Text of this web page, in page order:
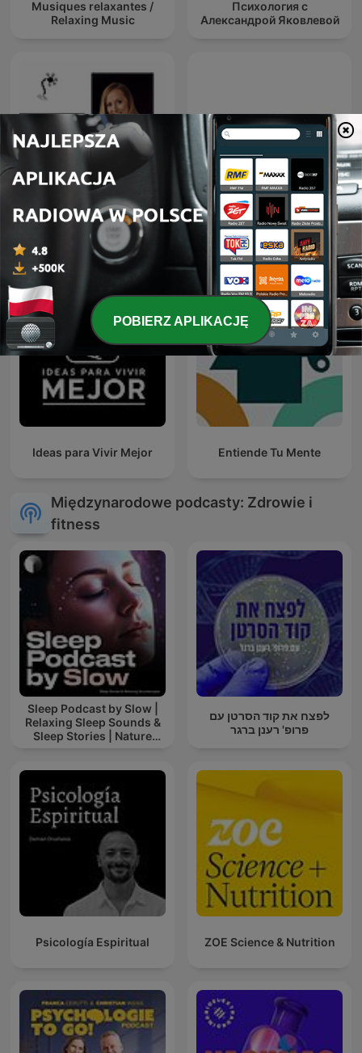
Musiques relaxantes /
Relaxing Music
Психология с
Александрой Яковлевой
Podcast o mózgu Kwadrans na angielski
Ideas para Vivir Mejor Entiende Tu Mente
Międzynarodowe podcasty: Zdrowie i
fitness
Sleep Podcast by Slow |
Relaxing Sleep Sounds &
Sleep Stories | Nature
לפצח את קוד הסרטן עם
פרופ' רענן ברגר
Psicología Espiritual ZOE Science & Nutrition
POBIERZ APLIKACJĘ